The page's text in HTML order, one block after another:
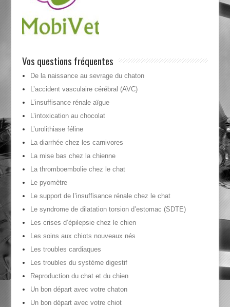
Vos questions fréquentes
De la naissance au sevrage du chaton
L’accident vasculaire cérébral (AVC)
L’insuffisance rénale aïgue
L’intoxication au chocolat
L’urolithiase féline
La diarrhée chez les carnivores
La mise bas chez la chienne
La thromboembolie chez le chat
Le pyomètre
Le support de l’insuffisance rénale chez le chat
Le syndrome de dilatation torsion d’estomac (SDTE)
Les crises d’épilepsie chez le chien
Les soins aux chiots nouveaux nés
Les troubles cardiaques
Les troubles du système digestif
Reproduction du chat et du chien
Un bon départ avec votre chaton
Un bon départ avec votre chiot